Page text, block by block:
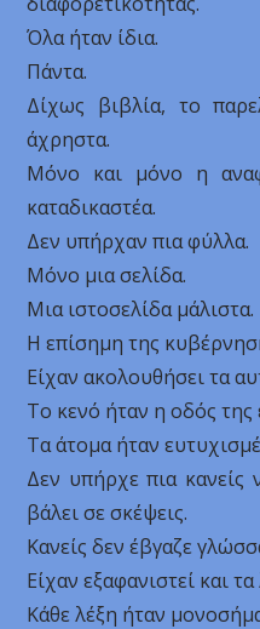
Όλα ήταν ίδια.
Πάντα.
Δίχως βιβλία, το
άχρηστα.
Μόνο και μόνο η
καταδικαστέα.
Δεν υπήρχαν πια φύλλα.
Μόνο μια σελίδα.
Μια ιστοσελίδα μάλιστα.
Η επίσημη της
Είχαν ακολουθήσει τα
Το κενό ήταν η οδός της
Τα άτομα ήταν
Δεν υπήρχε πια κανείς
βάλει σε σκέψεις.
Κανείς δεν έβγαζε
Είχαν εξαφανιστεί και
Κάθε λέξη ήταν